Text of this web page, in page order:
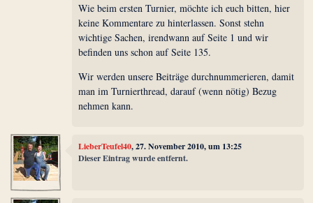
Wie beim ersten Turnier, möchte ich euch bitten, hier
keine Kommentare zu hinterlassen. Sonst stehn
wichtige Sachen, irendwann auf Seite 1 und wir
befinden uns schon auf Seite 135.
Wir werden unsere Beiträge durchnummerieren, damit
man im Turnierthread, darauf (wenn nötig) Bezug
nehmen kann.
LieberTeufel40, 27. November 2010, um 13:25
Dieser Eintrag wurde entfernt.